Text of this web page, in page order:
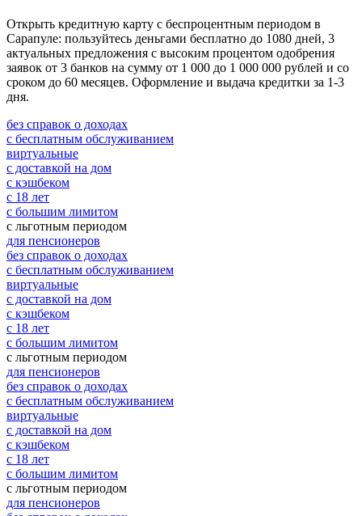
Открыть кредитную карту с беспроцентным периодом в
Сарапуле: пользуйтесь деньгами бесплатно до 1080 дней, 3
актуальных предложения с высоким процентом одобрения
заявок от 3 банков на сумму от 1 000 до 1 000 000 рублей и со
сроком до 60 месяцев. Оформление и выдача кредитки за 1-3
дня.
без справок о доходах
с бесплатным обслуживанием
виртуальные
с доставкой на дом
с кэшбеком
с 18 лет
с большим лимитом
с льготным периодом
для пенсионеров
без справок о доходах
с бесплатным обслуживанием
виртуальные
с доставкой на дом
с кэшбеком
с 18 лет
с большим лимитом
с льготным периодом
для пенсионеров
без справок о доходах
с бесплатным обслуживанием
виртуальные
с доставкой на дом
с кэшбеком
с 18 лет
с большим лимитом
с льготным периодом
для пенсионеров